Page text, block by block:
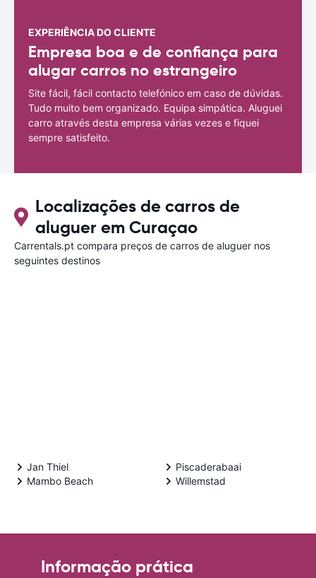
EXPERIÊNCIA DO CLIENTE
Empresa boa e de confiança para
alugar carros no estrangeiro
Site fácil, fácil contacto telefónico em caso de dúvidas.
Tudo muito bem organizado. Equipa simpática. Aluguei
carro através desta empresa várias vezes e fiquei
sempre satisfeito.
Localizações de carros de
aluguer em Curaçao
Carrentals.pt compara preços de carros de aluguer nos
seguintes destinos
Jan Thiel
Mambo Beach
Piscaderabaai
Willemstad
Informação prática